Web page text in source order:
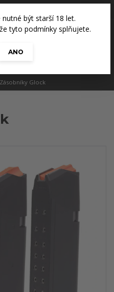
být starší 18 let.
tyto podmínky splňujete.
ANO
0 Kč
Zásobníky Glock